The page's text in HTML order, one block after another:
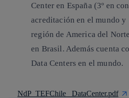
Center en España (3º en
acreditación en el mundo y
región de America del
en Brasil. Además cuenta
Data Centers en el mundo.
NdP_TEFChile_ DataCenter.pdf